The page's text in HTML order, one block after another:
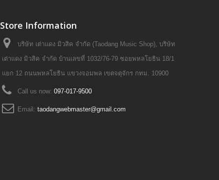
Store Information
บริษัท เต่าแดง มิวสิค จำกัด (Taodang Music Shop), บริษัท
เต่าแดง มิวสิค จำกัด บ้านเลขที่ 1032/76-79 ซอยพหลโยธิน 18/1
แยก 12 ถนนพหลโยธิน แขวงจอมพล เขตจตุจักร กทม. 10900
Call us now: 097-017-9500
Email: taodangwebmaster@gmail.com